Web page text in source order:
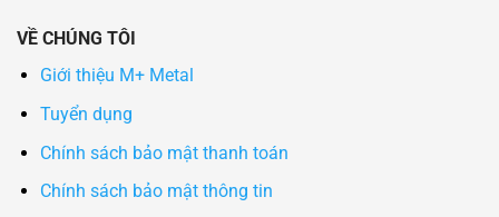
VỀ CHÚNG TÔI
Giới thiệu M+ Metal
Tuyển dụng
Chính sách bảo mật thanh toán
Chính sách bảo mật thông tin